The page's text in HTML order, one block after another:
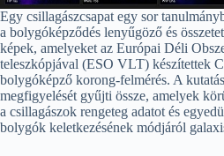
Egy csillagászcsapat egy sor
a bolygóképződés lenyűgöző és
képek, amelyeket az Európai Déli
teleszkópjával (ESO VLT) készítettek
bolygóképző korong-felmérés. A
megfigyelését gyűjti össze, amelyek
a csillagászok rengeteg adatot és
bolygók keletkezésének módjáról